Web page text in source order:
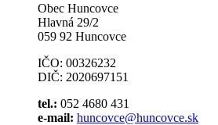
Obec Huncovce
Hlavná 29/2
059 92 Huncovce
IČO: 00326232
DIČ: 2020697151
tel.: 052 4680 431
e-mail: huncovce@huncovce.sk